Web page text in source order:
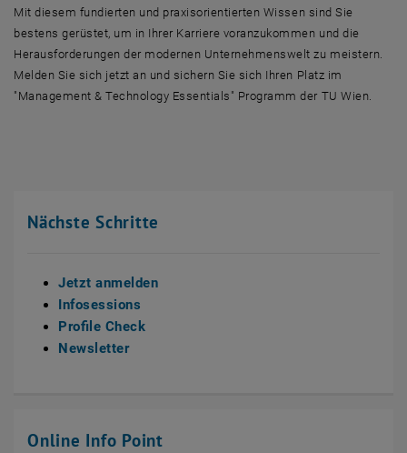
Mit diesem fundierten und praxisorientierten Wissen sind Sie
bestens gerüstet, um in Ihrer Karriere voranzukommen und die
Herausforderungen der modernen Unternehmenswelt zu meistern.
Melden Sie sich jetzt an und sichern Sie sich Ihren Platz im
"Management & Technology Essentials" Programm der TU Wien.
Nächste Schritte
Jetzt anmelden
Infosessions
Profile Check
Newsletter
Online Info Point